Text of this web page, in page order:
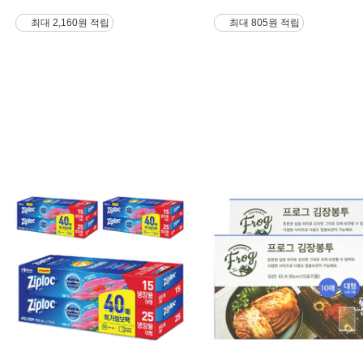
최대 2,160원 적립 최대 805원 적립